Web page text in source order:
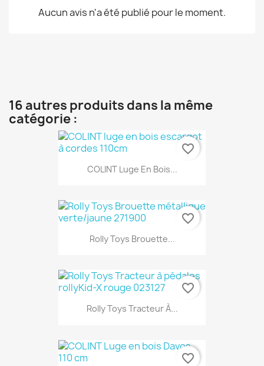
Aucun avis n'a été publié pour le moment.
16 autres produits dans la même
catégorie :
COLINT Luge En Bois...
favorite_border
Rolly Toys Brouette...
favorite_border
Rolly Toys Tracteur À...
favorite_border
favorite_border